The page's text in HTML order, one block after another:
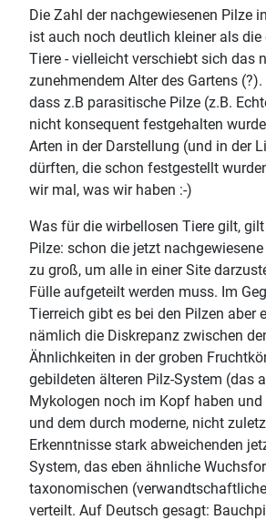
Die Zahl der nachgewiesenen Pilze
ist auch noch deutlich kleiner als die
Tiere - vielleicht verschiebt sich das
zunehmendem Alter des Gartens
dass z.B parasitische Pilze (z.B.
nicht konsequent festgehalten
Arten in der Darstellung (und in der
dürften, die schon festgestellt
wir mal, was wir haben :-)
Was für die wirbellosen Tiere gilt,
Pilze: schon die jetzt
zu groß, um alle in einer Site
Fülle aufgeteilt werden muss. Im
Tierreich gibt es bei den Pilzen aber
nämlich die Diskrepanz zwischen
Ähnlichkeiten in der groben
gebildeten älteren Pilz-System (das
Mykologen noch im Kopf haben
und dem durch moderne, nicht
Erkenntnisse stark abweichenden
System, das eben ähnliche
taxonomischen
verteilt. Auf Deutsch gesagt: